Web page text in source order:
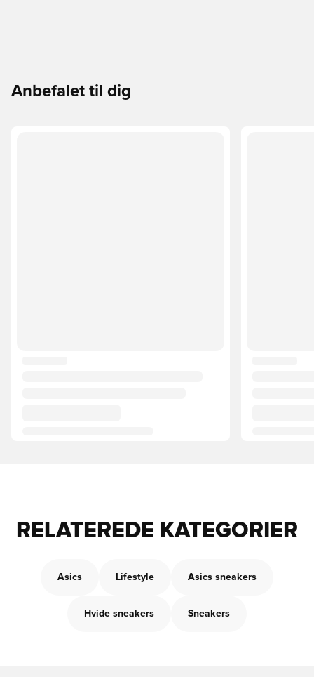
Anbefalet til dig
RELATEREDE KATEGORIER
Asics Lifestyle Asics sneakers
Hvide sneakers Sneakers